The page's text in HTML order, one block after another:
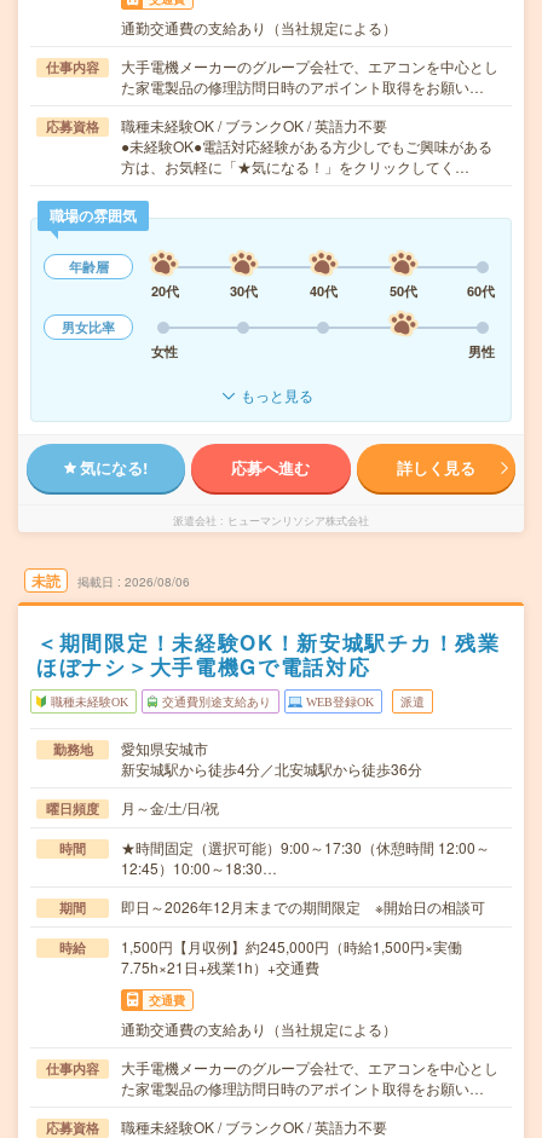
通勤交通費の支給あり（当社規定による）
仕事内容
大手電機メーカーのグループ会社で、エアコンを中心とし
た家電製品の修理訪問日時のアポイント取得をお願い…
応募資格
職種未経験OK / ブランクOK / 英語力不要
●未経験OK●電話対応経験がある方少しでもご興味がある
方は、お気軽に「★気になる！」をクリックしてく…
職場の雰囲気
年齢層
20代
30代 40代 50代
60代
男女比率
女性
男性
もっと見る
気になる! 応募へ進む 詳しく見る
派遣会社 ヒューマンリソシア株式会社
未読 掲載日 2026/08/06
＜期間限定！未経験OK！新安城駅チカ！残業
ほぼナシ＞大手電機Gで電話対応
職種未経験OK 交通費別途支給あり WEB登録OK 派遣
勤務地
愛知県安城市
新安城駅から徒歩4分／北安城駅から徒歩36分
曜日頻度 月～金/土/日/祝
時間
★時間固定（選択可能）9:00～17:30（休憩時間 12:00～
12:45）10:00～18:30…
期間 即日～2026年12月末までの期間限定 ※開始日の相談可
時給
1,500円【月収例】約245,000円（時給1,500円×実働
7.75h×21日+残業1h）+交通費
交通費
通勤交通費の支給あり（当社規定による）
仕事内容
大手電機メーカーのグループ会社で、エアコンを中心とし
た家電製品の修理訪問日時のアポイント取得をお願い…
応募資格
職種未経験OK / ブランクOK / 英語力不要